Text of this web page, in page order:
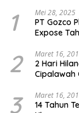
1 Mei 28, 2025
PT Gozco
Expose
2 Maret 16,
2 Hari
Cipalawah
3 Maret 16,
14 Tahun